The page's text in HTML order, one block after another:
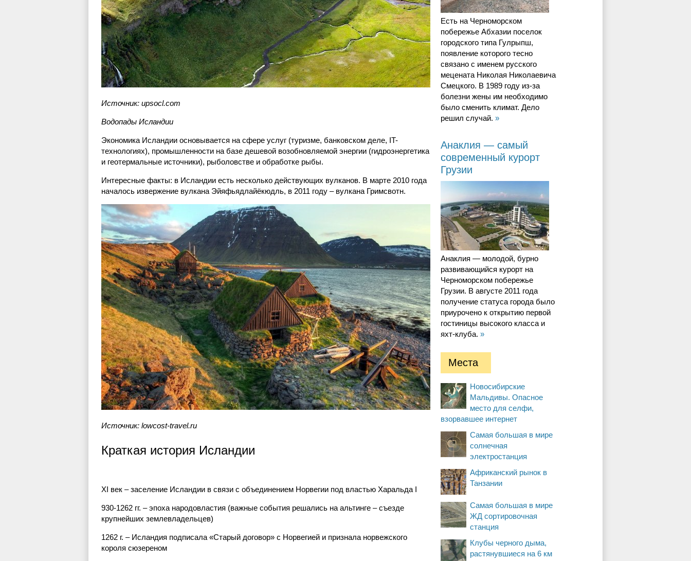
Источник: upsocl.com
Водопады Исландии
Экономика Исландии основывается на сфере услуг (туризме, банковском деле, IT-
технологиях), промышленности на базе дешевой возобновляемой энергии (гидроэнергетика
и геотермальные источники), рыболовстве и обработке рыбы.
Интересные факты: в Исландии есть несколько действующих вулканов. В марте 2010 года
началось извержение вулкана Эйяфьядлайёкюдль, в 2011 году – вулкана Гримсвотн.
Источник: lowcost-travel.ru
Краткая история Исландии
XI век – заселение Исландии в связи с объединением Норвегии под властью Харальда I
930-1262 гг. – эпоха народовластия (важные события решались на альтинге – съезде
крупнейших землевладельцев)
1262 г. – Исландия подписала «Старый договор» с Норвегией и признала норвежского
короля сюзереном
Есть на Черноморском
побережье Абхазии поселок
городского типа Гулрыпш,
появление которого тесно
связано с именем русского
мецената Николая Николаевича
Смецкого. В 1989 году из-за
болезни жены им необходимо
было сменить климат. Дело
решил случай. »
Анаклия — самый
современный курорт
Грузии
Анаклия — молодой, бурно
развивающийся курорт на
Черноморском побережье
Грузии. В августе 2011 года
получение статуса города было
приурочено к открытию первой
гостиницы высокого класса и
яхт-клуба. »
Места
Новосибирские
Мальдивы. Опасное
место для селфи,
взорвавшее интернет
Самая большая в мире
солнечная
электростанция
Африканский рынок в
Танзании
Самая большая в мире
ЖД сортировочная
станция
Клубы черного дыма,
растянувшиеся на 6 км